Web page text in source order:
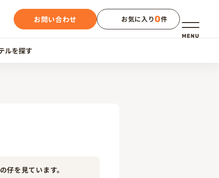
メニュー
MENU
お問い合わせ お気に入り0件
ルを探す
仔を見ています。